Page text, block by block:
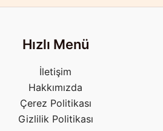
Hızlı Menü
İletişim
Hakkımızda
Çerez Politikası
Gizlilik Politikası